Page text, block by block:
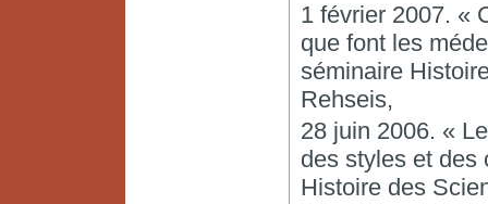
1 février 2007. «
que font les
séminaire
Rehseis,
28 juin 2006. «
des styles et des
Histoire des